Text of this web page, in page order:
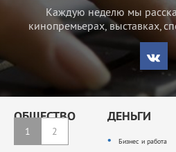
1 2
Каждую неделю мы
кинопремьерах, выставках,
ОБЩЕСТВО ДЕНЬГИ
Бизнес и работа